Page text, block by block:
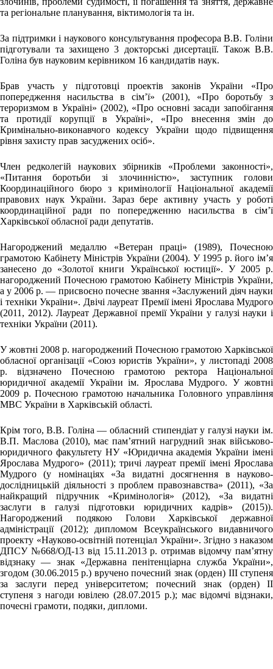
та регіональне планування, віктимологія та ін.
За підтримки і наукового консультування професора В.В. Голіни
підготували та захищено 3 докторські дисертації. Також В.В.
Голіна був науковим керівником 16 кандидатів наук.
Брав участь у підготовці проектів законів України «Про
попередження насильства в сім’ї» (2001), «Про боротьбу з
тероризмом в Україні» (2002), «Про основні засади запобігання
та протидії корупції в Україні», «Про внесення змін до
Кримінально-виконавчого кодексу України щодо підвищення
рівня захисту прав засуджених осіб».
Член редколегій наукових збірників «Проблеми законності»,
«Питання боротьби зі злочинністю», заступник голови
Координаційного бюро з кримінології Національної академії
правових наук України. Зараз бере активну участь у роботі
координаційної ради по попередженню насильства в сім’ї
Харківської обласної ради депутатів.
Нагороджений медаллю «Ветеран праці» (1989), Почесною
грамотою Кабінету Міністрів України (2004). У 1995 р. його ім’я
занесено до «Золотої книги Української юстиції». У 2005 р.
нагороджений Почесною грамотою Кабінету Міністрів України,
а у 2006 р. — присвоєно почесне звання «Заслужений діяч науки
і техніки України». Двічі лауреат Премії імені Ярослава Мудрого
(2011, 2012). Лауреат Державної премії України у галузі науки і
техніки України (2011).
У жовтні 2008 р. нагороджений Почесною грамотою Харківської
обласної організації «Союз юристів України», у листопаді 2008
р. відзначено Почесною грамотою ректора Національної
юридичної академії України ім. Ярослава Мудрого. У жовтні
2009 р. Почесною грамотою начальника Головного управління
МВС України в Харківській області.
Крім того, В.В. Голіна — обласний стипендіат у галузі науки ім.
В.П. Маслова (2010), має пам’ятний нагрудний знак військово-
юридичного факультету НУ «Юридична академія України імені
Ярослава Мудрого» (2011); тричі лауреат премії імені Ярослава
Мудрого (у номінаціях «За видатні досягнення в науково-
дослідницькій діяльності з проблем правознавства» (2011), «За
найкращий підручник «Кримінологія» (2012), «За видатні
заслуги в галузі підготовки юридичних кадрів» (2015)).
Нагороджений подякою Голови Харківської державної
адміністрації (2012); дипломом Всеукраїнського видавничого
проекту «Науково-освітній потенціал України». Згідно з наказом
ДПСУ №668/ОД-13 від 15.11.2013 р. отримав відомчу пам’ятну
відзнаку — знак «Державна пенітенціарна служба України»,
згодом (30.06.2015 р.) вручено почесний знак (орден) III ступеня
за заслуги перед університетом; почесний знак (орден) II
ступеня з нагоди ювілею (28.07.2015 р.); має відомчі відзнаки,
почесні грамоти, подяки, дипломи.